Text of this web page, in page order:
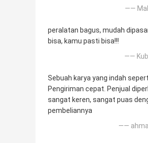
——
peralatan bagus, mudah
bisa, kamu pasti bisa!!!
——
Sebuah karya yang indah
Pengiriman cepat. Penjual
sangat keren, sangat puas
pembeliannya
——